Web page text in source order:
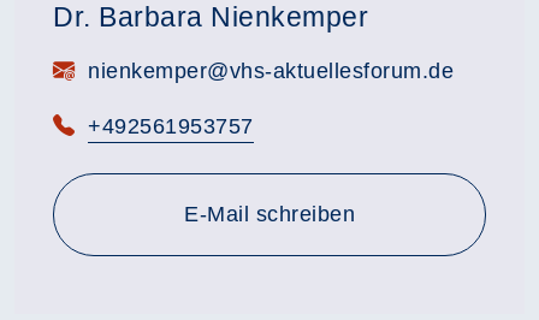
Dr. Barbara Nienkemper
E-Mail:nienkemper@vhs-aktuellesforum.de
Telefon:
+492561953757
E-Mail schreiben